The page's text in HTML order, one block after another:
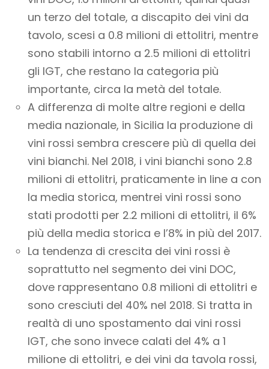
un terzo del totale, a discapito dei vini da
tavolo, scesi a 0.8 milioni di ettolitri, mentre
sono stabili intorno a 2.5 milioni di ettolitri
gli IGT, che restano la categoria più
importante, circa la metà del totale.
A differenza di molte altre regioni e della
media nazionale, in Sicilia la produzione di
vini rossi sembra crescere più di quella dei
vini bianchi. Nel 2018, i vini bianchi sono 2.8
milioni di ettolitri, praticamente in line a con
la media storica, mentrei vini rossi sono
stati prodotti per 2.2 milioni di ettolitri, il 6%
più della media storica e l’8% in più del 2017.
La tendenza di crescita dei vini rossi è
soprattutto nel segmento dei vini DOC,
dove rappresentano 0.8 milioni di ettolitri e
sono cresciuti del 40% nel 2018. Si tratta in
realtà di uno spostamento dai vini rossi
IGT, che sono invece calati del 4% a 1
milione di ettolitri, e dei vini da tavola rossi,